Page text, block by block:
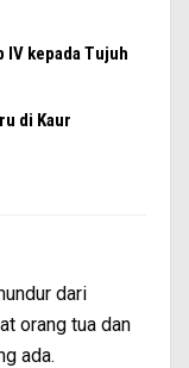
IV kepada Tujuh
di Kaur
dari
orang tua dan
ada.